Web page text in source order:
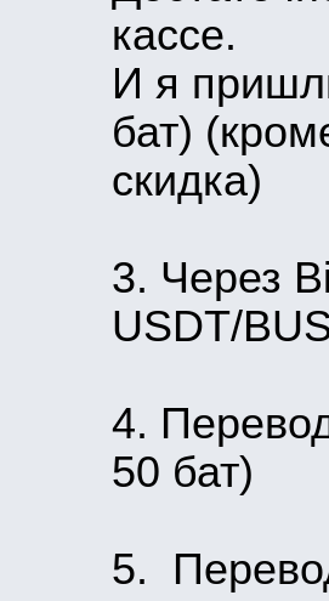
кассе.
И я
бат)
скидка)
3. Через
USDT/
4.
50 бат)
5.